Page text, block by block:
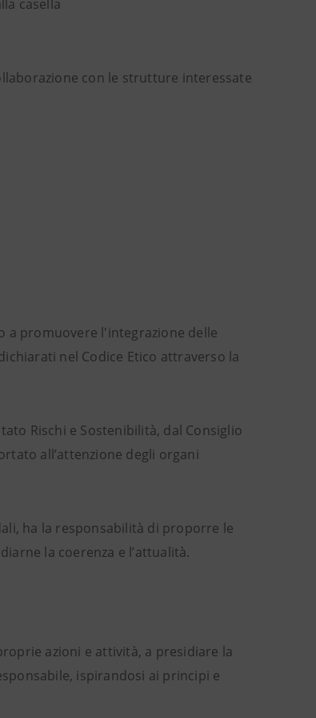
casella
con le strutture interessate
a promuovere l'integrazione delle
nel Codice Etico attraverso la
Rischi e Sostenibilità, dal Consiglio
all’attenzione degli organi
ha la responsabilità di proporre le
la coerenza e l’attualità.
azioni e attività, a presidiare la
ispirandosi ai principi e